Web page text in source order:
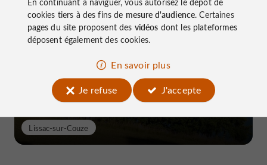
Le Lac du Causse, LE lieu à connaître
près de Brive
Lissac-sur-Couze
cookies tiers à des fins de mesure d'audience. Certaines
pages du site proposent des vidéos dont les plateformes
déposent également des cookies.
En savoir plus
Je refuse
J'accepte